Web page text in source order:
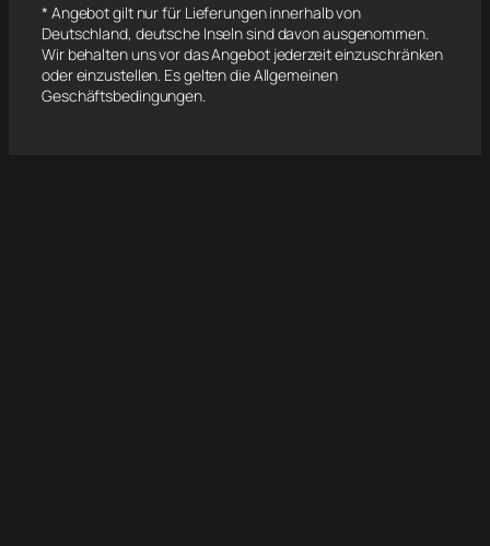
* Angebot gilt nur für Lieferungen innerhalb von
Deutschland, deutsche Inseln sind davon ausgenommen.
Wir behalten uns vor das Angebot jederzeit einzuschränken
oder einzustellen. Es gelten die Allgemeinen
Geschäftsbedingungen.